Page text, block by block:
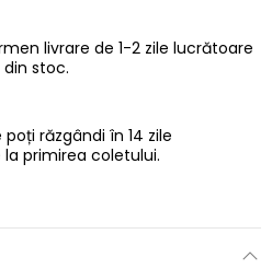
livrare de 1-2 zile lucrătoare
stoc.
poți răzgândi în 14 zile
primirea coletului.